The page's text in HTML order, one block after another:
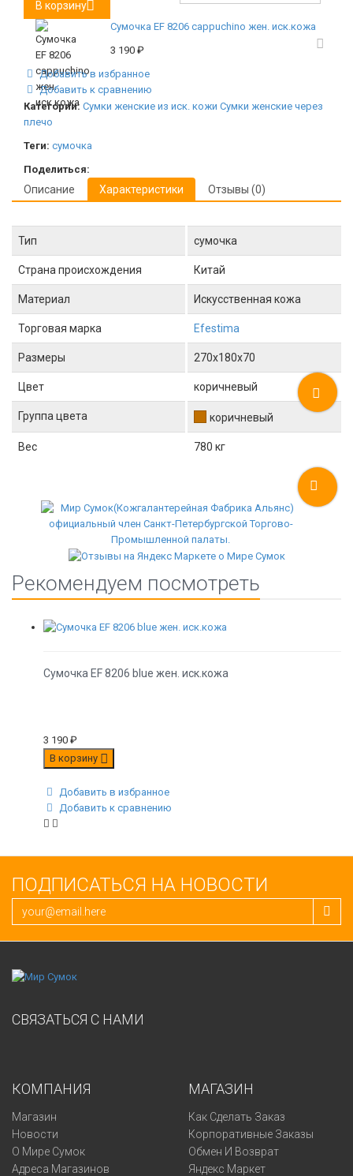
В корзину
Сумочка EF 8206 cappuchino жен. иск.кожа
3 190 ₽
Добавить в избранное
Добавить к сравнению
Категории: Сумки женские из иск. кожи Сумки женские через
плечо
Теги: сумочка
Поделиться:
Описание Характеристики Отзывы (0)
Тип сумочка
Страна происхождения Китай
Материал Искусственная кожа
Торговая марка Efestima
Размеры 270x180x70
Цвет коричневый
Группа цвета коричневый
Вес 780 кг
Рекомендуем посмотреть
Сумочка EF 8206 blue жен. иск.кожа
3 190 ₽
В корзину
Добавить в избранное
Добавить к сравнению
ПОДПИСАТЬСЯ НА НОВОСТИ
СВЯЗАТЬСЯ С НАМИ
КОМПАНИЯ
Магазин
Новости
О Мире Сумок
Адреса Магазинов
МАГАЗИН
Как Сделать Заказ
Корпоративные Заказы
Обмен И Возврат
Яндекс Маркет